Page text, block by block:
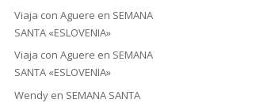
Viaja con Aguere en SEMANA
SANTA «ESLOVENIA»
Viaja con Aguere en SEMANA
SANTA «ESLOVENIA»
Wendy en SEMANA SANTA